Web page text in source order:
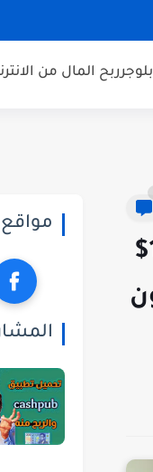
بلوجرربح المال من
افضل 2 مشاريع مربحة في الانترنت يمكنك الربح منها - إربح 1000$
مواقع